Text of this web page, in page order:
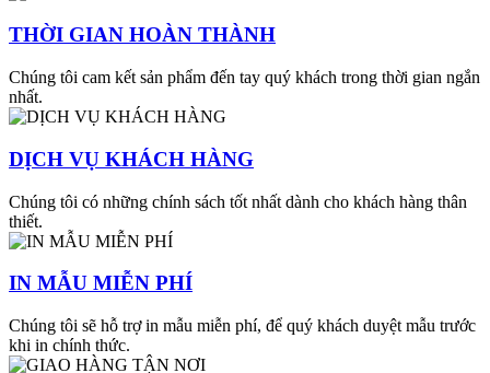
THỜI GIAN HOÀN THÀNH
Chúng tôi cam kết sản phẩm đến tay quý khách trong thời gian ngắn
nhất.
DỊCH VỤ KHÁCH HÀNG
Chúng tôi có những chính sách tốt nhất dành cho khách hàng thân
thiết.
IN MẪU MIỄN PHÍ
Chúng tôi sẽ hỗ trợ in mẫu miễn phí, để quý khách duyệt mẫu trước
khi in chính thức.